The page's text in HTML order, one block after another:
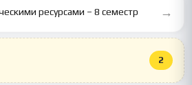
ресурсами – 8 семестр →
2